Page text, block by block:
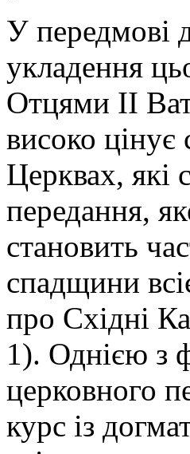
У передмові
укладення
Отцями ІІ
високо
Церквах, які
передання,
становить
спадщини
про Східні
1). Однією з
церковного
курс із